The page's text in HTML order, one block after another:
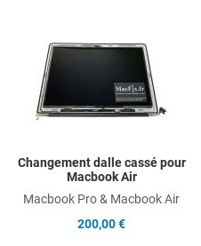
Add to Compare
Quick View
Changement dalle cassé pour
Macbook Air
Macbook Pro & Macbook Air
200,00 €